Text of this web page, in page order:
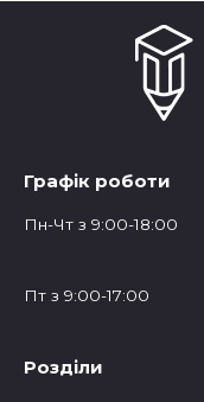
Графік роботи
Пн-Чт з 9:00-18:00
Пт з 9:00-17:00
Розділи